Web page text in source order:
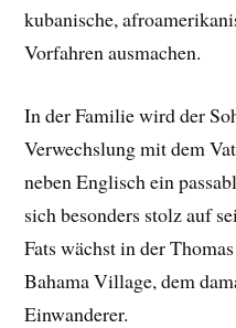
kubanische,
Vorfahren ausmachen.
In der Familie wird der
Verwechslung mit dem
neben Englisch ein
sich besonders stolz auf
Fats wächst in der
Bahama Village, dem
Einwanderer.